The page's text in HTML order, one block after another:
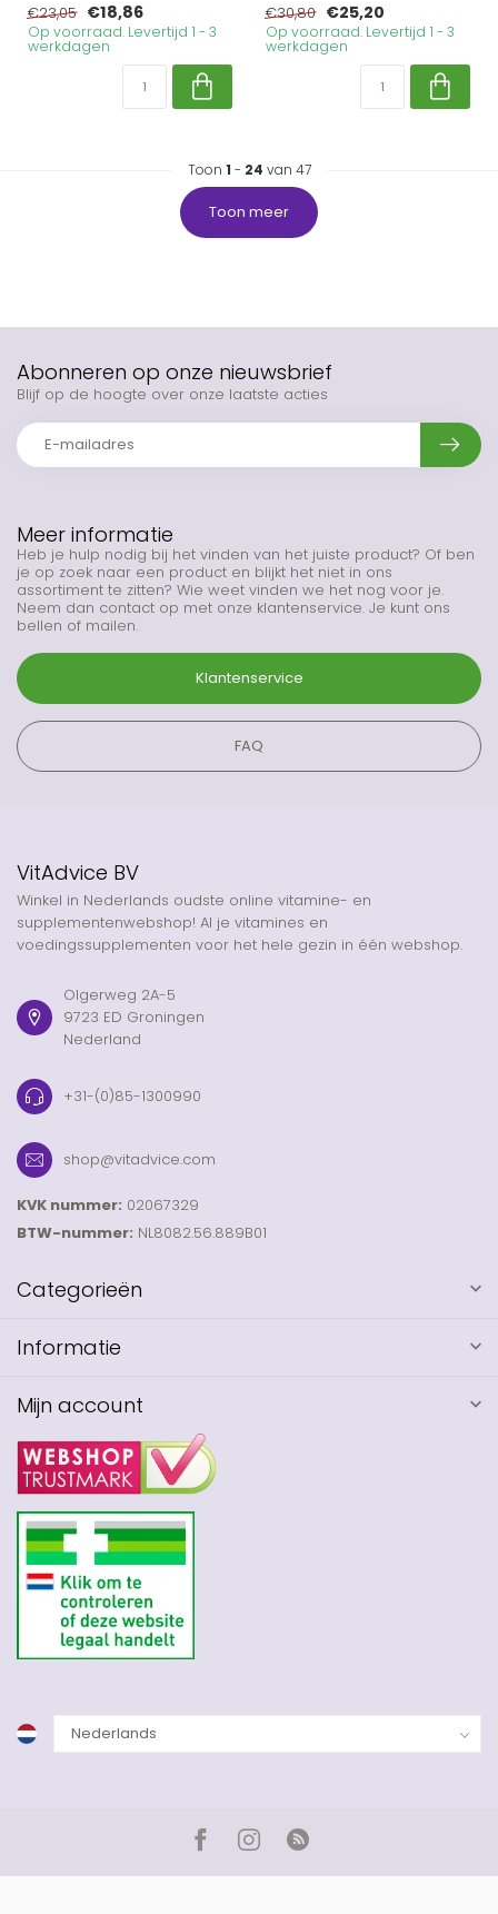
€23,05 €18,86
Op voorraad. Levertijd 1 - 3
werkdagen
€30,80 €25,20
Op voorraad. Levertijd 1 - 3
werkdagen
Toon 1 - 24 van 47
Toon meer
Meer informatie
Heb je hulp nodig bij het vinden van het juiste product? Of ben
je op zoek naar een product en blijkt het niet in ons
assortiment te zitten? Wie weet vinden we het nog voor je.
Neem dan contact op met onze klantenservice. Je kunt ons
bellen of mailen.
Klantenservice
FAQ
Abonneren op onze nieuwsbrief
Blijf op de hoogte over onze laatste acties
VitAdvice BV
Winkel in Nederlands oudste online vitamine- en
supplementenwebshop! Al je vitamines en
voedingssupplementen voor het hele gezin in één webshop.
Olgerweg 2A-5
9723 ED Groningen
Nederland
+31-(0)85-1300990
shop@vitadvice.com
KVK nummer: 02067329
BTW-nummer: NL8082.56.889B01
Categorieën
Informatie
Mijn account